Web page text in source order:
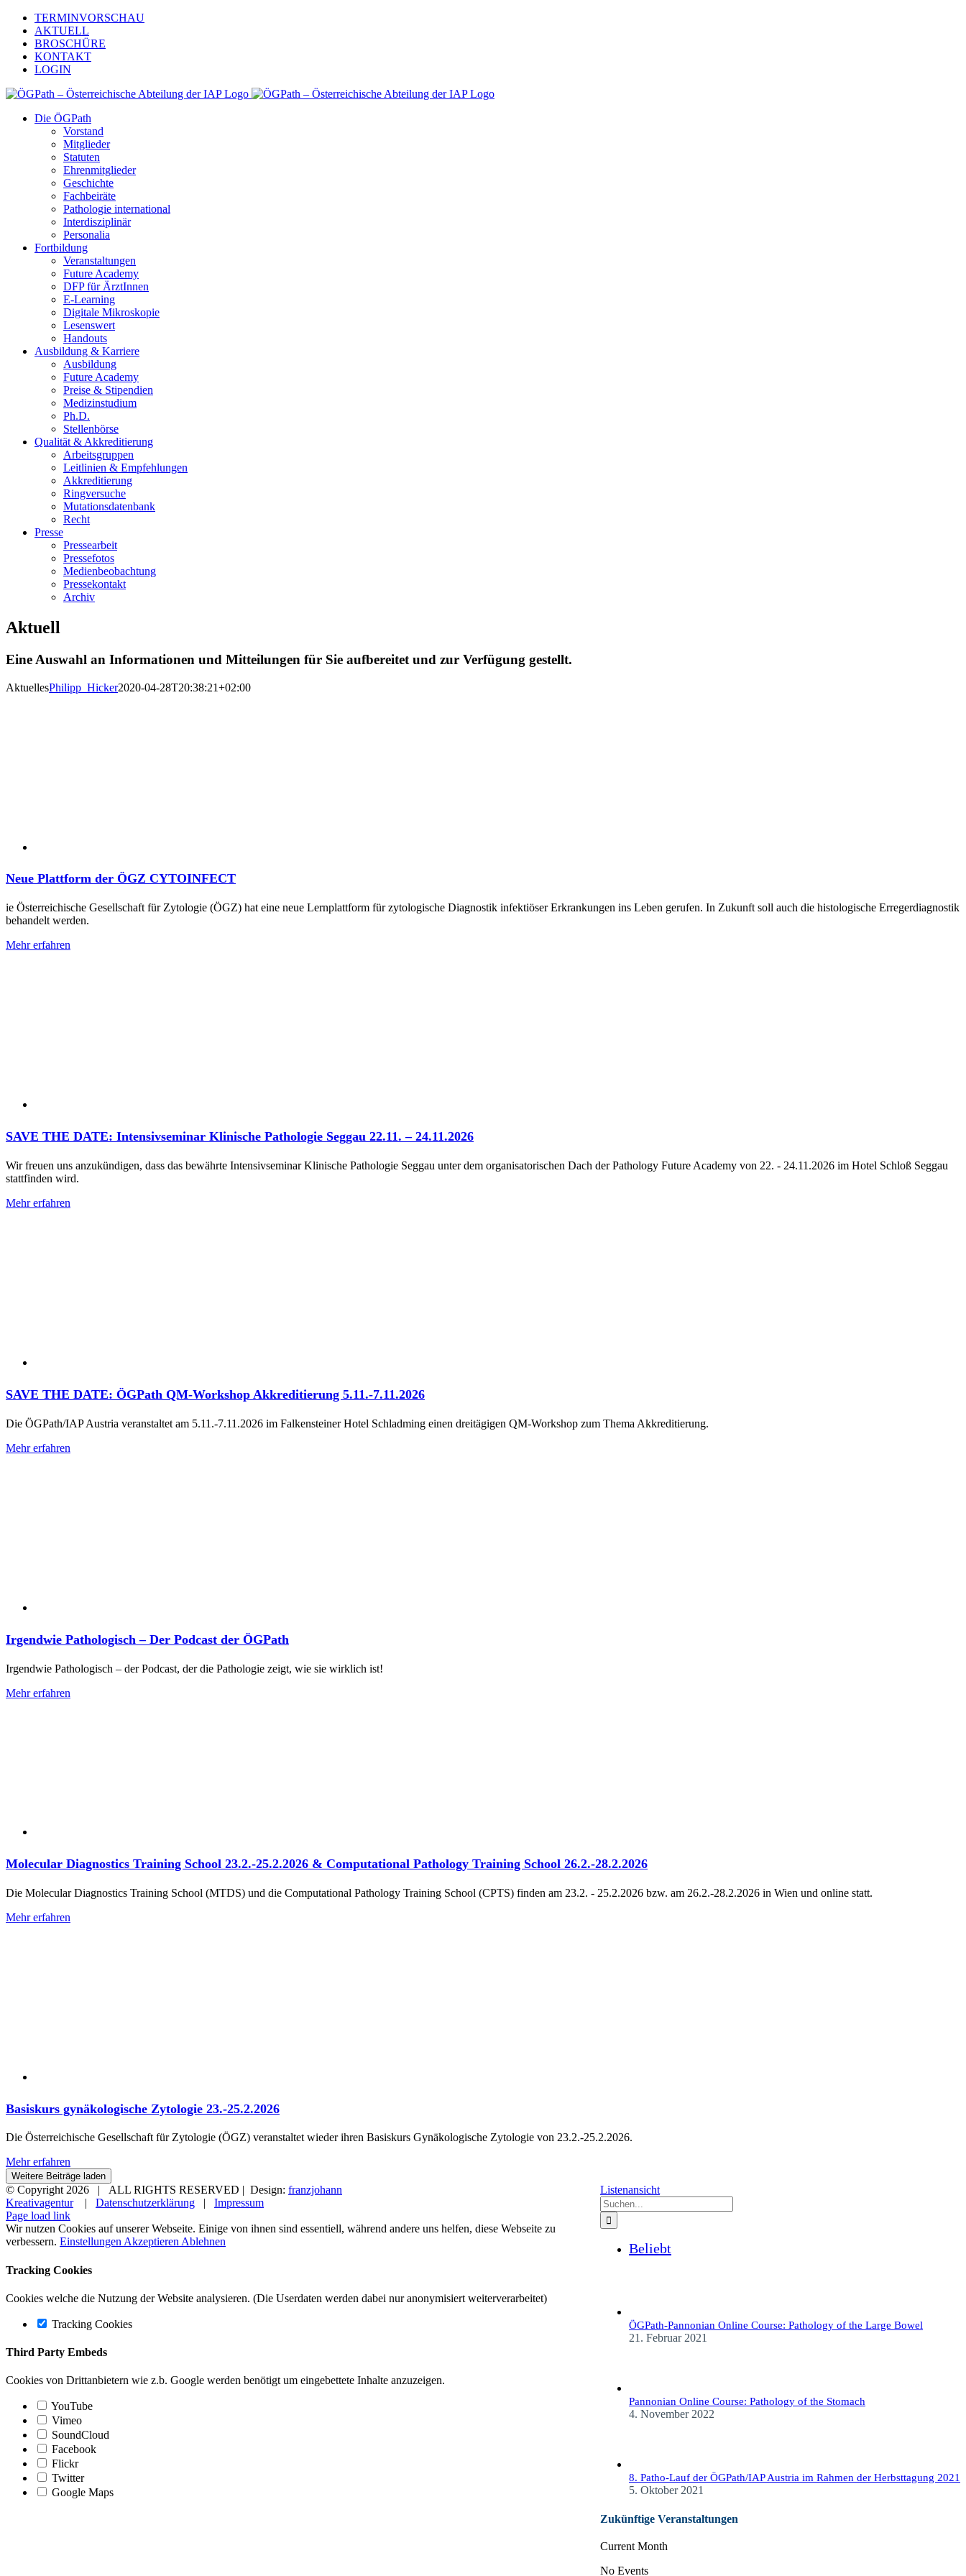
Zum
Inhalt
springen
TERMINVORSCHAU
AKTUELL
BROSCHÜRE
KONTAKT
LOGIN
Die ÖGPath
Vorstand
Mitglieder
Statuten
Ehrenmitglieder
Geschichte
Fachbeiräte
Pathologie international
Interdisziplinär
Personalia
Fortbildung
Veranstaltungen
Future Academy
DFP für ÄrztInnen
E-Learning
Digitale Mikroskopie
Lesenswert
Handouts
Ausbildung & Karriere
Ausbildung
Future Academy
Preise & Stipendien
Medizinstudium
Ph.D.
Stellenbörse
Qualität & Akkreditierung
Arbeitsgruppen
Leitlinien & Empfehlungen
Akkreditierung
Ringversuche
Mutationsdatenbank
Recht
Presse
Pressearbeit
Pressefotos
Medienbeobachtung
Pressekontakt
Archiv
Aktuell
Eine Auswahl an Informationen und Mitteilungen für Sie aufbereitet und zur Verfügung gestellt.
AktuellesPhilipp_Hicker2020-04-28T20:38:21+02:00
Neue Plattform der ÖGZ CYTOINFECT
ie Österreichische Gesellschaft für Zytologie (ÖGZ) hat eine neue Lernplattform für zytologische Diagnostik infektiöser Erkrankungen ins Leben gerufen. In Zukunft soll auch die histologische Erregerdiagnostik
behandelt werden.
Mehr erfahren
SAVE THE DATE: Intensivseminar Klinische Pathologie Seggau 22.11. – 24.11.2026
Wir freuen uns anzukündigen, dass das bewährte Intensivseminar Klinische Pathologie Seggau unter dem organisatorischen Dach der Pathology Future Academy von 22. - 24.11.2026 im Hotel Schloß Seggau
stattfinden wird.
Mehr erfahren
SAVE THE DATE: ÖGPath QM-Workshop Akkreditierung 5.11.-7.11.2026
Die ÖGPath/IAP Austria veranstaltet am 5.11.-7.11.2026 im Falkensteiner Hotel Schladming einen dreitägigen QM-Workshop zum Thema Akkreditierung.
Mehr erfahren
Irgendwie Pathologisch – Der Podcast der ÖGPath
Irgendwie Pathologisch – der Podcast, der die Pathologie zeigt, wie sie wirklich ist!
Mehr erfahren
Molecular Diagnostics Training School 23.2.-25.2.2026 & Computational Pathology Training School 26.2.-28.2.2026
Die Molecular Diagnostics Training School (MTDS) und die Computational Pathology Training School (CPTS) finden am 23.2. - 25.2.2026 bzw. am 26.2.-28.2.2026 in Wien und online statt.
Mehr erfahren
Basiskurs gynäkologische Zytologie 23.-25.2.2026
Die Österreichische Gesellschaft für Zytologie (ÖGZ) veranstaltet wieder ihren Basiskurs Gynäkologische Zytologie von 23.2.-25.2.2026.
Mehr erfahren
Weitere Beiträge laden
Listenansicht
Suche
nach:
Beliebt
ÖGPath-Pannonian Online Course: Pathology of the Large Bowel
21. Februar 2021
Pannonian Online Course: Pathology of the Stomach
4. November 2022
8. Patho-Lauf der ÖGPath/IAP Austria im Rahmen der Herbsttagung 2021
5. Oktober 2021
Zukünftige Veranstaltungen
Current Month
No Events
© Copyright2026 | ALL RIGHTS RESERVED | Design: franzjohann
Kreativagentur| Datenschutzerklärung | Impressum
Page load link
Wir nutzen Cookies auf unserer Webseite. Einige von ihnen sind essentiell, während andere uns helfen, diese Webseite zu
verbessern. EinstellungenAkzeptierenAblehnen
Tracking Cookies
Cookies welche die Nutzung der Website analysieren. (Die Userdaten werden dabei nur anonymisiert weiterverarbeitet)
Tracking Cookies
Third Party Embeds
Cookies von Drittanbietern wie z.b. Google werden benötigt um eingebettete Inhalte anzuzeigen.
YouTube
Vimeo
SoundCloud
Facebook
Flickr
Twitter
Google Maps